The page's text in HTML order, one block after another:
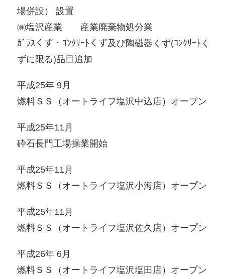
場併設） 設置
㈱塩沢産業 産業廃棄物処分業
ｶﾞﾗｽくず・ｺﾝｸﾘｰﾄくず及び陶磁器くず(ｺﾝｸﾘｰﾄく
ずに限る)品目追加
平成25年 9月
燃料ＳＳ（オートライフ塩沢中込店）オープン
平成25年11月
砕石長門工場操業開始
平成25年11月
燃料ＳＳ（オートライフ塩沢小海店）オープン
平成25年11月
燃料ＳＳ（オートライフ塩沢佐久店）オープン
平成26年 6月
燃料ＳＳ（オートライフ塩沢塩田店）オープン